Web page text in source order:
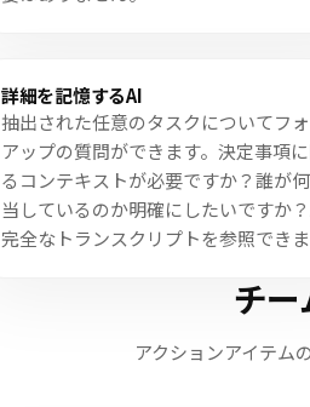
詳細を記憶するAI
抽出された任意のタスクについてフ
アップの質問ができます。決定事項
るコンテキストが必要ですか？誰が
当しているのか明確にしたいですか
完全なトランスクリプトを参照できま
チ
アクションアイテム